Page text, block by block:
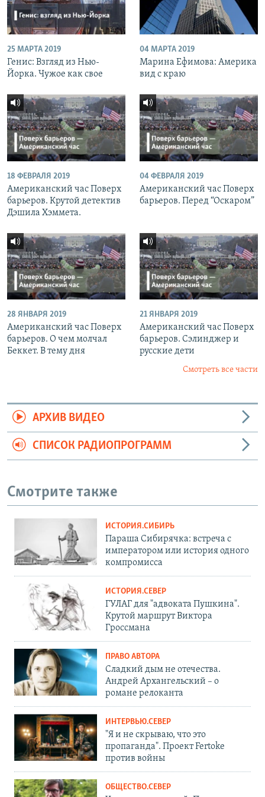
25 МАРТА 2019
Генис: Взгляд из Нью-
Йорка. Чужое как свое
04 МАРТА 2019
Марина Ефимова: Америка
вид с краю
18 ФЕВРАЛЯ 2019
Американский час Поверх
барьеров. Крутой детектив
Дэшила Хэммета.
04 ФЕВРАЛЯ 2019
Американский час Поверх
барьеров. Перед “Оскаром”
28 ЯНВАРЯ 2019
Американский час Поверх
барьеров. О чем молчал
Беккет. В тему дня
21 ЯНВАРЯ 2019
Американский час Поверх
барьеров. Сэлинджер и
русские дети
Смотреть все части
АРХИВ ВИДЕО
СПИСОК РАДИОПРОГРАММ
Смотрите также
ИСТОРИЯ.СИБИРЬ
Параша Сибирячка: встреча с
императором или история одного
компромисса
ИСТОРИЯ.СЕВЕР
ГУЛАГ для "адвоката Пушкина".
Крутой маршрут Виктора
Гроссмана
ПРАВО АВТОРА
Сладкий дым не отечества.
Андрей Архангельский – о
романе релоканта
ИНТЕРВЬЮ.СЕВЕР
"Я и не скрываю, что это
пропаганда". Проект Fertoke
против войны
ОБЩЕСТВО.СЕВЕР